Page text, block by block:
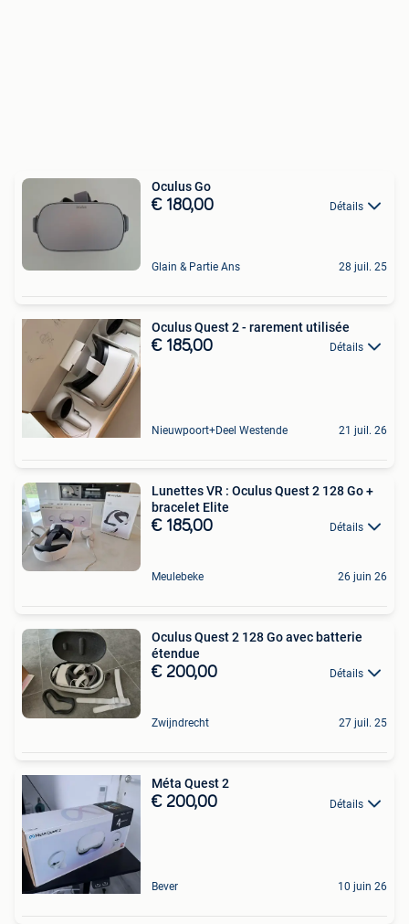
Oculus Go
€ 180,00 Détails
Glain & Partie Ans 28 juil. 25
Oculus Quest 2 - rarement utilisée
€ 185,00 Détails
Nieuwpoort+Deel Westende 21 juil. 26
Lunettes VR : Oculus Quest 2 128 Go +
bracelet Elite
€ 185,00 Détails
Meulebeke 26 juin 26
Oculus Quest 2 128 Go avec batterie
étendue
€ 200,00 Détails
Zwijndrecht 27 juil. 25
Méta Quest 2
€ 200,00 Détails
Bever 10 juin 26